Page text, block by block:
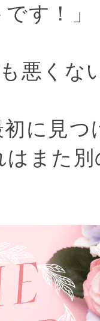
す！」
悪くな
に見
はまた